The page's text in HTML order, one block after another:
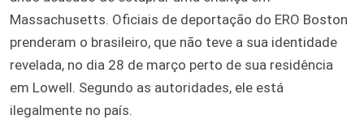
Massachusetts. Oficiais de deportação do ERO Boston
prenderam o brasileiro, que não teve a sua identidade
revelada, no dia 28 de março perto de sua residência
em Lowell. Segundo as autoridades, ele está
ilegalmente no país.